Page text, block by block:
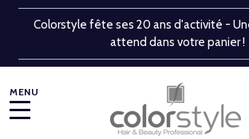
Colorstyle fête ses 20 ans d'activité -
attend dans votre panier !